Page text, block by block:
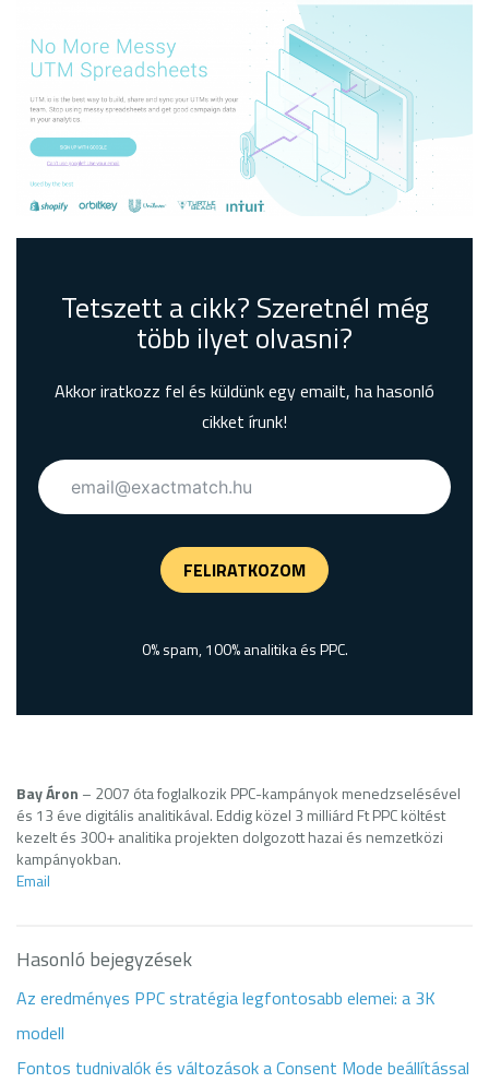
Tetszett a cikk? Szeretnél még
több ilyet olvasni?
Akkor iratkozz fel és küldünk egy emailt, ha hasonló
cikket írunk!
FELIRATKOZOM
0% spam, 100% analitika és PPC.
Bay Áron – 2007 óta foglalkozik PPC-kampányok menedzselésével
és 13 éve digitális analitikával. Eddig közel 3 milliárd Ft PPC költést
kezelt és 300+ analitika projekten dolgozott hazai és nemzetközi
kampányokban.
Email
Hasonló bejegyzések
Az eredményes PPC stratégia legfontosabb elemei: a 3K
modell
Fontos tudnivalók és változások a Consent Mode beállítással